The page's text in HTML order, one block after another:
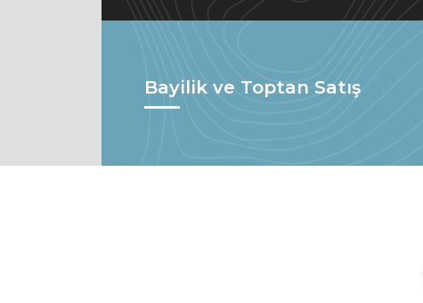
Bayilik ve Toptan Satış